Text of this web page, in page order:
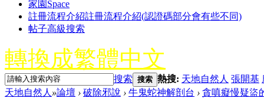
家園 Space
註冊流程介紹註冊流程介紹(認證碼部分會有些不同)
帖子高級搜索
轉換成繁體中文
搜索 搜索 熱搜: 天地自然人 張開基
天地自然人 »論壇 › 破除邪說 › 牛鬼蛇神解剖台 › 貪嗔癡慢疑盜